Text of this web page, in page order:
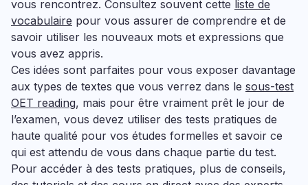
vous rencontrez. Consultez souvent cette liste de
vocabulaire pour vous assurer de comprendre et de
savoir utiliser les nouveaux mots et expressions que
vous avez appris.
Ces idées sont parfaites pour vous exposer davantage
aux types de textes que vous verrez dans le sous-test
OET reading, mais pour être vraiment prêt le jour de
l’examen, vous devez utiliser des tests pratiques de
haute qualité pour vos études formelles et savoir ce
qui est attendu de vous dans chaque partie du test.
Pour accéder à des tests pratiques, plus de conseils,